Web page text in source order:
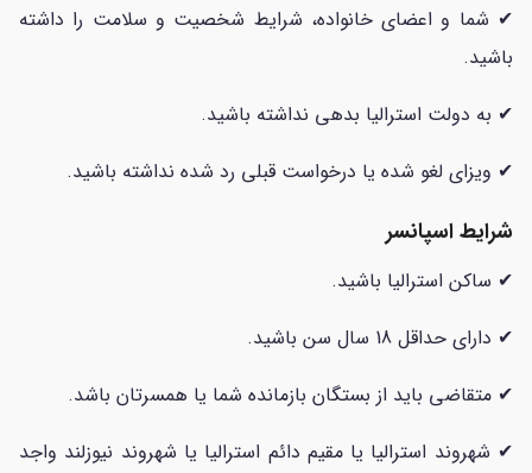
✔ شما و اعضای خانواده، شرایط شخصیت و سلامت را داشته
باشید.
✔ به دولت استرالیا بدهی نداشته باشید.
✔ ویزای لغو شده یا درخواست قبلی رد شده نداشته باشید.
شرایط اسپانسر
✔ ساکن استرالیا باشید.
✔ دارای حداقل 18 سال سن باشید.
✔ متقاضی باید از بستگان بازمانده شما یا همسرتان باشد.
✔ شهروند استرالیا یا مقیم دائم استرالیا یا شهروند نیوزلند واجد